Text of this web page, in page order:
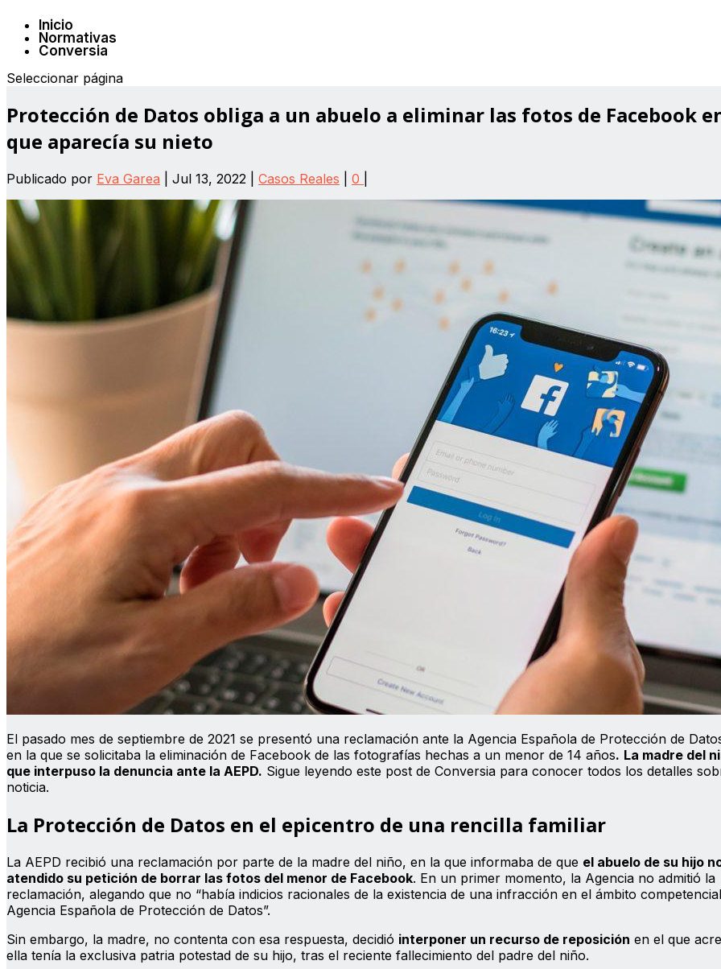
Inicio
Normativas
Conversia
Seleccionar página
Protección de Datos obliga a un abuelo a eliminar las fotos de Facebook
que aparecía su nieto
Publicado por Eva Garea Jul 13, 2022 Casos Reales 0
El pasado mes de septiembre de 2021 se presentó una reclamación ante la Agencia Española de Protección de
en la que se solicitaba la eliminación de Facebook de las fotografías hechas a un menor de 14 años. La madre del
que interpuso la denuncia ante la AEPD. Sigue leyendo este post de Conversia para conocer todos los detalles
noticia.
La Protección de Datos en el epicentro de una rencilla familiar
La AEPD recibió una reclamación por parte de la madre del niño, en la que informaba de que el abuelo de su hijo
atendido su petición de borrar las fotos del menor de Facebook. En un primer momento, la Agencia no admitió la
reclamación, alegando que no “había indicios racionales de la existencia de una infracción en el ámbito
Agencia Española de Protección de Datos”.
Sin embargo, la madre, no contenta con esa respuesta, decidió interponer un recurso de reposición en el que
ella tenía la exclusiva patria potestad de su hijo, tras el reciente fallecimiento del padre del niño.